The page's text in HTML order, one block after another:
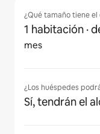
¿Qué tamaño tiene
1 habitación ·
mes
¿Los huéspedes
Sí, tendrán el